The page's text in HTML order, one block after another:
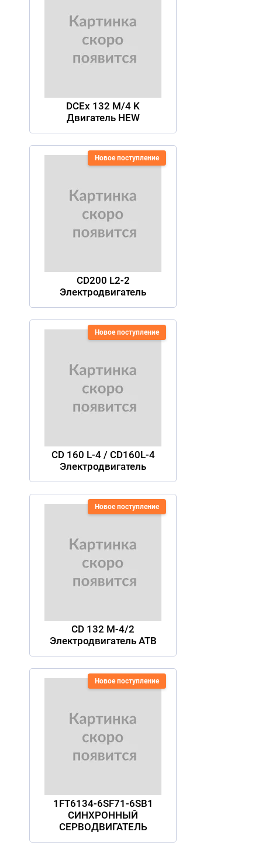
DCEx 132 M/4 K
Двигатель HEW
Новое поступление
CD200 L2-2
Электродвигатель
Новое поступление
CD 160 L-4 / CD160L-4
Электродвигатель
Новое поступление
CD 132 M-4/2
Электродвигатель ATB
Новое поступление
1FT6134-6SF71-6SB1
СИНХРОННЫЙ
СЕРВОДВИГАТЕЛЬ